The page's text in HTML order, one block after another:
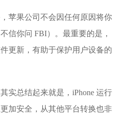
苹果公司不会因任何原因将你
信你问 FBI）。最重要的是，
更新，有助于保护用户设备的
实总结起来就是，iPhone 运行
加安全，从其他平台转换也非